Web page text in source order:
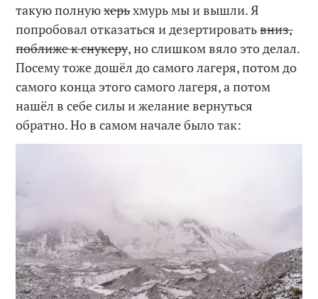
такую полнуюхерьхмурь мы и вышли. Я
попробовал отказаться и дезертироватьвниз,
поближе к снукеру, но слишком вяло это делал.
Посему тоже дошёл до самого лагеря, потом до
самого конца этого самого лагеря, а потом
нашёл в себе силы и желание вернуться
обратно. Но в самом начале было так: